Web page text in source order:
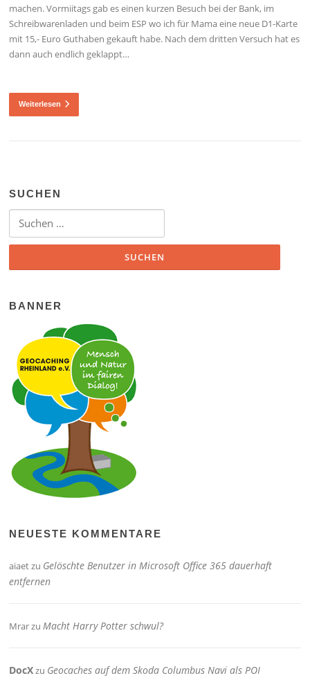
machen. Vormiitags gab es einen kurzen Besuch bei der Bank, im
Schreibwarenladen und beim ESP wo ich für Mama eine neue D1-Karte
mit 15,- Euro Guthaben gekauft habe. Nach dem dritten Versuch hat es
dann auch endlich geklappt…
Weiterlesen
SUCHEN
Suchen nach:
BANNER
NEUESTE KOMMENTARE
aiaetzu Gelöschte Benutzer in Microsoft Office 365 dauerhaft
entfernen
MrarzuMacht Harry Potter schwul?
DocXzu Geocaches auf dem Skoda Columbus Navi als POI